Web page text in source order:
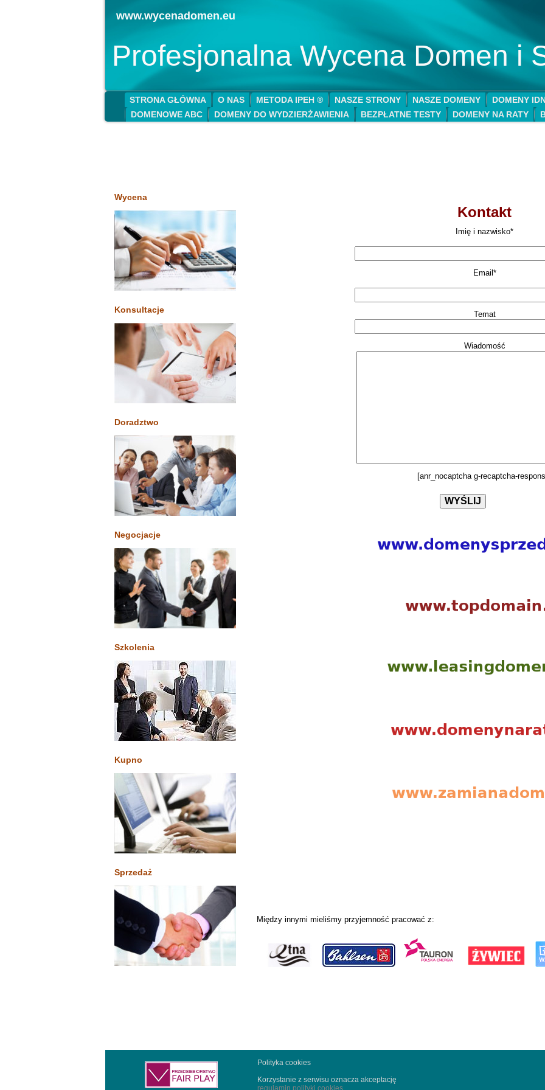
Profesjonalna Wycena Domen i
www.wycenadomen.eu
STRONA GŁÓWNA O NAS METODA IPEH ® NASZE STRONY NASZE DOMENY
DOMENY
DOMENOWE ABC
DOMENY DO WYDZIERŻAWIENIA BEZPŁATNE TESTY DOMENY NA RATY
Wycena
Konsultacje
Doradztwo
Negocjacje
Szkolenia
Kupno
Sprzedaż
Kontakt
Imię i nazwisko*
Email*
Temat
Wiadomość
[anr_nocaptcha g-recaptcha-
Między innymi mieliśmy przyjemność pracować z:
Polityka cookies
Korzystanie z serwisu oznacza akceptację
regulamin polityki cookies